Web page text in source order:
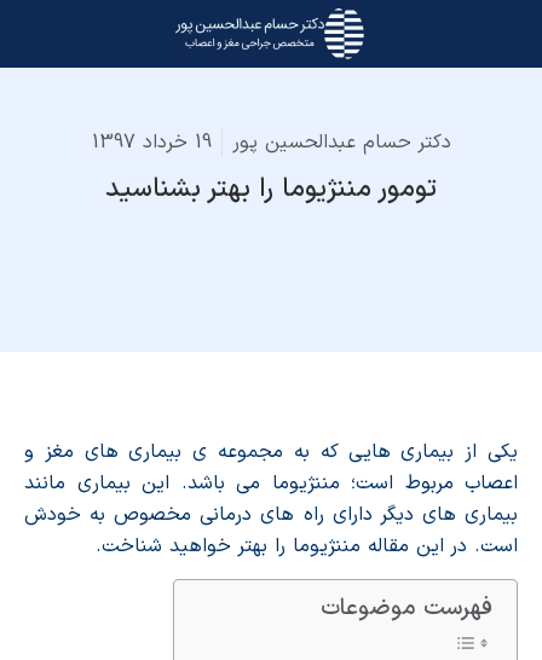
دکتر حسام عبدالحسین پور 19 خرداد 1397
تومور مننژیوما را بهتر بشناسید
یکی از بیماری هایی که به مجموعه ی بیماری های مغز و
اعصاب مربوط است؛ مننژیوما می باشد. این بیماری مانند
بیماری های دیگر دارای راه های درمانی مخصوص به خودش
است. در این مقاله مننژیوما را بهتر خواهید شناخت.
فهرست موضوعات